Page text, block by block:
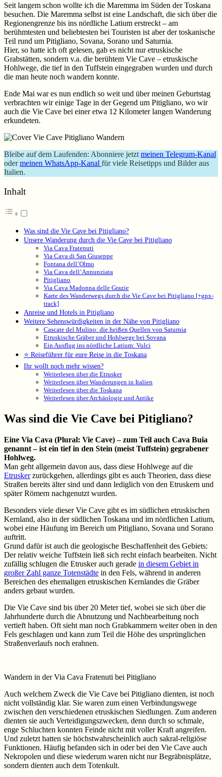
Seit langem schon wollte ich die Maremma im Süden der Toskana
besuchen. Die Maremma selbst ist eine Landschaft, die sich über die
Regionengrenze bis ins nördliche Latium erstreckt – am
berühmtesten und beliebtesten bei Touristen ist aber der toskanische
Teil rund um Pitigliano, Sovana, Sorano und Saturnia.
Hier, so hatte ich oft gelesen, gab es nicht nur etruskische
Grabstätten, sondern v.a. die berühtem Vie Cave – etruskische
Hohlwege, die tief in den Tuffstein eingegraben wurden und durch
die man heute noch wandern konnte.
Ende Mai war es nun endlich so weit und über meinen Geburtstag
verbrachten wir einige Tage in der Gegend um Pitigliano, wo wir
auch die Vie Cave bei einer etwa 12 Kilometer langen Wanderung
erkundeten.
Bleibe auf dem Laufenden: Abonniere jetzt meinen Telegram-Kanal
odermeinen WhatsApp-Kanal für viele Reisetipps und Bilder aus
Italien.
Inhalt
Was sind die Vie Cave bei Pitigliano?
Unsere Wanderung durch die Vie Cave bei Pitigliano
Via Cava Fratenuti
Via Cava di San Giuseppe
Fontana dell’Olmo
Via Cava dell’Annunziata
Pitigliano
Via Cava Madonna delle Grazie
Karte des Wanderwegs durch die Vie Cave bei Pitigliano [+gpx-
track]
Anreise und Hotels in Pitigliano
Weitere Sehenswürdigkeiten in der Nähe von Pitigliano
Cascate del Mulino: die heißen Quellen von Saturnia
Etruskische Gräber und Hohlwege bei Sovana
Ein Ausflug ins nördliche Latium: Vulci
⭐ Reiseführer für eure Reise in die Toskana
Ihr wollt noch mehr wissen?
Weiterlesen über die Etrusker
Weiterlesen über Wanderungen in Italien
Weiterlesen über die Toskana
Weiterlesen über Archäologie und Antike
Was sind die Vie Cave bei Pitigliano?
Eine Via Cava (Plural: Vie Cave) – zum Teil auch Cava Buia
genannt – ist ein tief in den Stein (meist Tuffstein) gegrabener
Hohlweg.
Man geht allgemein davon aus, dass diese Hohlwege auf die
Etruskerzurückgehen, allerdings gibt es auch Theorien, dass diese
Straßen bereits älter sind und dann lediglich von den Etruskern und
später Römern nachgenutzt wurden.
Besonders viele dieser Vie Cave gibt es im südlichen etruskischen
Kernland, also in der südlichen Toskana und im nördlichen Latium,
wobei eine Häufung im Bereich um Pitigliano, Sovana und Sorano
auftritt.
Grund dafür ist auch die geologische Beschaffenheit des Gebiets:
Der relativ weiche Tuffstein ließ sich recht einfach bearbeiten. Nicht
zufällig schlugen die Etrusker auch gerade in diesem Gebiet in
großer Zahl ganze Totenstädte in den Fels, während in anderen
Bereichen des ehemaligen etruskischen Kernlandes die Gräber
anders gebaut wurden.
Die Vie Cave sind bis über 20 Meter tief, wobei sie sich über die
Jahrhunderte durch die Abnutzung und Nachbearbeitung noch
vertieft haben. Oft sieht man noch Grabkammern weiter oben in den
Fels geschlagen und kann zum Teil die Höhe des ursprünglichen
Straßenverlaufs noch erahnen.
Wandern in der Via Cava Fratenuti bei Pitigliano
Auch welchem Zweck die Vie Cave bei Pitigliano dienten, ist noch
nicht vollständig klar. Sie waren zum einen Verbindungswege
zwischen den verschiedenen etruskischen Siedlungen. Zum anderen
dienten sie auch Verteidigungszwecken, denn durch so schmale,
enge Schluchten konnten Feinde nicht mit voller Kraft angreifen.
Und zuletzt hatten sie höchstwahrscheinlich auch sakral-religiöse
Funktionen. Häufig befanden sich in oder bei den Vie Cave auch
Nekropolen und diese wiederum waren nicht nur Begräbnisplätze,
sondern dienten auch dem Totenkult.